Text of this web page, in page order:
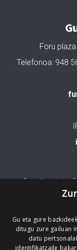
Foru
Telefonoa: 948
Gure lizentzia:
Gu eta gure
ditugu zure gailuan
datu
identifikatzaile